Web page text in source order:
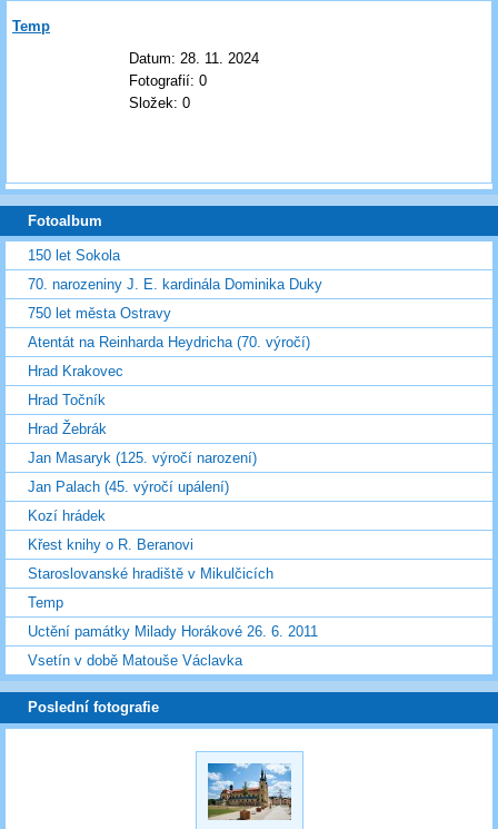
Temp
Datum: 28. 11. 2024
Fotografií: 0
Složek: 0
Fotoalbum
150 let Sokola
70. narozeniny J. E. kardinála Dominika Duky
750 let města Ostravy
Atentát na Reinharda Heydricha (70. výročí)
Hrad Krakovec
Hrad Točník
Hrad Žebrák
Jan Masaryk (125. výročí narození)
Jan Palach (45. výročí upálení)
Kozí hrádek
Křest knihy o R. Beranovi
Staroslovanské hradiště v Mikulčicích
Temp
Uctění památky Milady Horákové 26. 6. 2011
Vsetín v době Matouše Václavka
Poslední fotografie